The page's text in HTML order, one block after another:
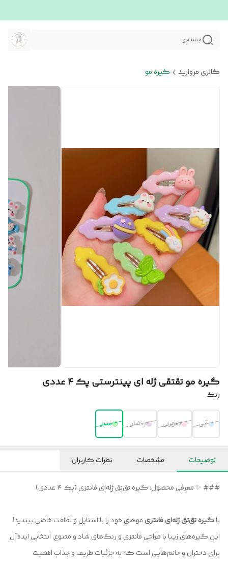
جستجو
گالری مروارید گیره مو
گیره مو تقتقی ژله ای پینترستی پک 4 عددی
رنگ
آبی صورتی بنفش سبز
توضیحات مشخصات نظرات کاربران
### ✨ معرفی محصول: گیره تق‌تق ژله‌ای فانتزی (پک ۴ عددی)
باگیره‌ تق‌تق ژله‌ای فانتزی موهای خود را با استایل و لطافت خاصی ببندید!
این گیره‌های زیبا با طراحی فانتزی و رنگ‌های شاد و متنوع، انتخابی ایده‌آل
برای دختران و خانم‌هایی است که به جزئیات ظریف و جذاب اهمیت